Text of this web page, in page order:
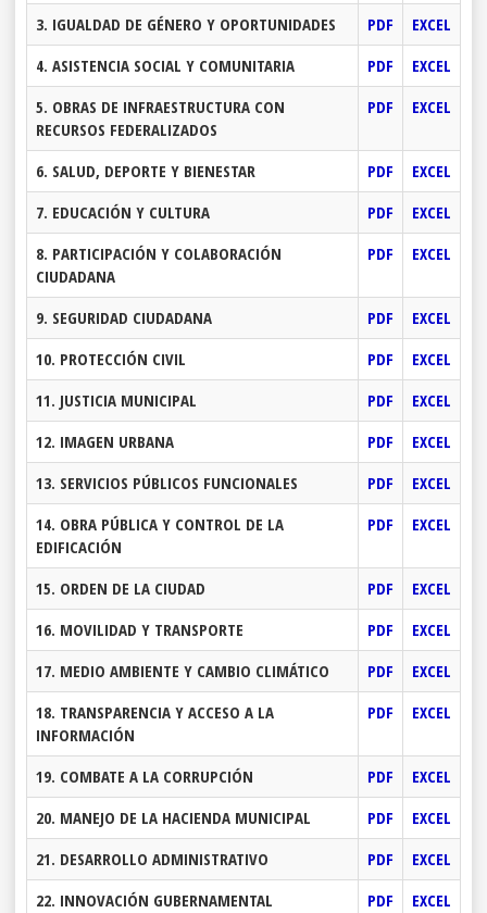
3. IGUALDAD DE GÉNERO Y OPORTUNIDADES
PDF
EXCEL
4. ASISTENCIA SOCIAL Y COMUNITARIA
PDF
EXCEL
5. OBRAS DE INFRAESTRUCTURA CON
RECURSOS FEDERALIZADOS
PDF EXCEL
6. SALUD, DEPORTE Y BIENESTAR PDF
EXCEL
7. EDUCACIÓN Y CULTURA
PDF
EXCEL
8. PARTICIPACIÓN Y COLABORACIÓN
CIUDADANA
PDF EXCEL
9. SEGURIDAD CIUDADANA PDF
EXCEL
10. PROTECCIÓN CIVIL
PDF
EXCEL
11. JUSTICIA MUNICIPAL
PDF
EXCEL
12. IMAGEN URBANA
PDF
EXCEL
13. SERVICIOS PÚBLICOS FUNCIONALES
PDF
EXCEL
14. OBRA PÚBLICA Y CONTROL DE LA
EDIFICACIÓN
PDF EXCEL
15. ORDEN DE LA CIUDAD PDF
EXCEL
16. MOVILIDAD Y TRANSPORTE
PDF
EXCEL
17. MEDIO AMBIENTE Y CAMBIO CLIMÁTICO
PDF
EXCEL
18. TRANSPARENCIA Y ACCESO A LA
INFORMACIÓN
PDF EXCEL
19. COMBATE A LA CORRUPCIÓN PDF
EXCEL
20. MANEJO DE LA HACIENDA MUNICIPAL
PDF
EXCEL
21. DESARROLLO ADMINISTRATIVO
PDF
EXCEL
22. INNOVACIÓN GUBERNAMENTAL
PDF
EXCEL